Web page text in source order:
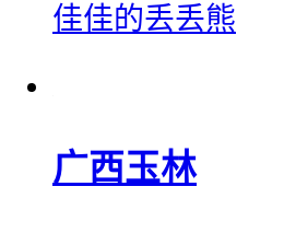
佳佳的丢丢熊
广西玉林